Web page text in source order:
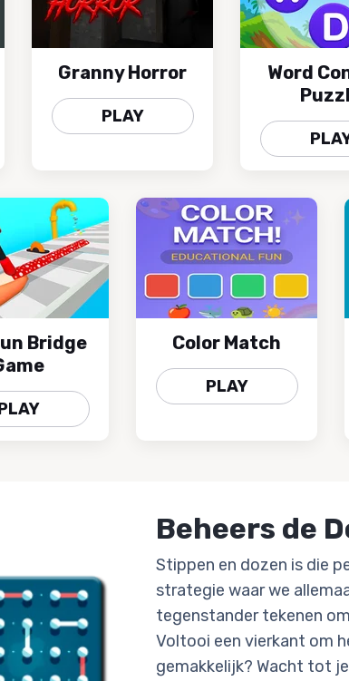
Granny Horror
PLAY
Word
Bridge
Color Match
PLAY
Beheers de
Stippen en dozen is die
strategie waar we
tegenstander tekenen
Voltooi een vierkant om
gemakkelijk? Wacht tot